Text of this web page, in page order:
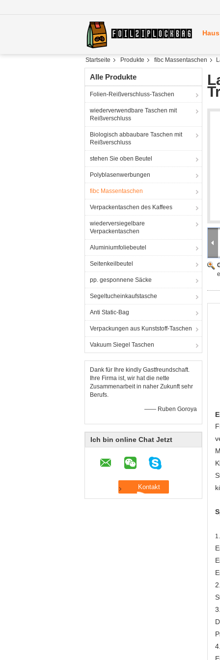
Haus
Startseite Produkte fibc Massentaschen
Alle Produkte
Folien-Reißverschluss-Taschen
wiederverwendbare Taschen mit
Reißverschluss
Biologisch abbaubare Taschen mit
Reißverschluss
stehen Sie oben Beutel
Polyblasenwerbungen
fibc Massentaschen
Verpackentaschen des Kaffees
wiederversiegelbare
Verpackentaschen
Aluminiumfoliebeutel
Seitenkeilbeutel
pp. gesponnene Säcke
Segeltucheinkaufstasche
Anti Static-Bag
Verpackungen aus Kunststoff-Taschen
Vakuum Siegel Taschen
Dank für Ihre kindly Gastfreundschaft.
Ihre Firma ist, wir hat die nette
Zusammenarbeit in naher Zukunft sehr
Berufs.
—— Ruben Goroya
Ich bin online Chat Jetzt
1.